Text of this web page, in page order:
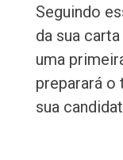
Seguindo
da sua
uma
preparará o
sua